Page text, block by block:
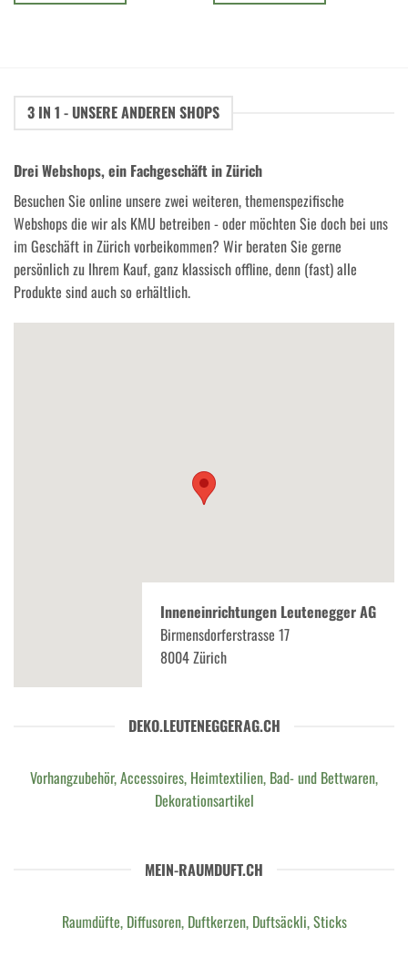
3 IN 1 - UNSERE ANDEREN SHOPS
Drei Webshops, ein Fachgeschäft in Zürich
Besuchen Sie online unsere zwei weiteren, themenspezifische
Webshops die wir als KMU betreiben - oder möchten Sie doch bei uns
im Geschäft in Zürich vorbeikommen? Wir beraten Sie gerne
persönlich zu Ihrem Kauf, ganz klassisch offline, denn (fast) alle
Produkte sind auch so erhältlich.
Inneneinrichtungen Leutenegger AG
Birmensdorferstrasse 17
8004 Zürich
DEKO.LEUTENEGGERAG.CH
Vorhangzubehör, Accessoires, Heimtextilien, Bad- und Bettwaren,
Dekorationsartikel
MEIN-RAUMDUFT.CH
Raumdüfte, Diffusoren, Duftkerzen, Duftsäckli, Sticks